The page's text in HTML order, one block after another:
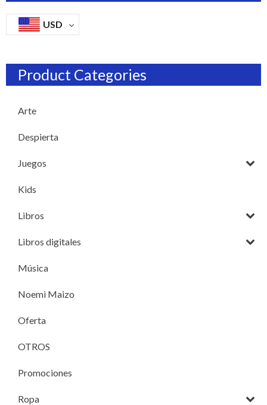
USD
Product Categories
Arte
Despierta
Juegos
Kids
Libros
Libros digitales
Música
Noemi Maizo
Oferta
OTROS
Promociones
Ropa